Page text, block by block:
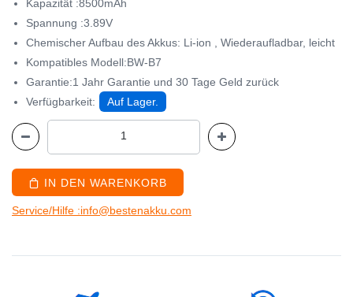
Kapazität :8500mAh
Spannung :3.89V
Chemischer Aufbau des Akkus: Li-ion , Wiederaufladbar, leicht
Kompatibles Modell:BW-B7
Garantie:1 Jahr Garantie und 30 Tage Geld zurück
Verfügbarkeit:
Auf Lager.
IN DEN WARENKORB
Service/Hilfe :info@bestenakku.com